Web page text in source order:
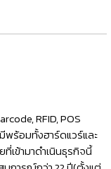
RFID, POS
พร้อมทั้งฮาร์ดแวร์และ
เข้ามาดำเนินธุรกิจนี้